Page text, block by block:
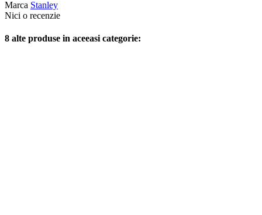
Marca Stanley
Nici o recenzie
8 alte produse in aceeasi categorie: